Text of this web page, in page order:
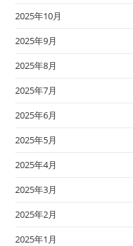
2025年10月
2025年9月
2025年8月
2025年7月
2025年6月
2025年5月
2025年4月
2025年3月
2025年2月
2025年1月